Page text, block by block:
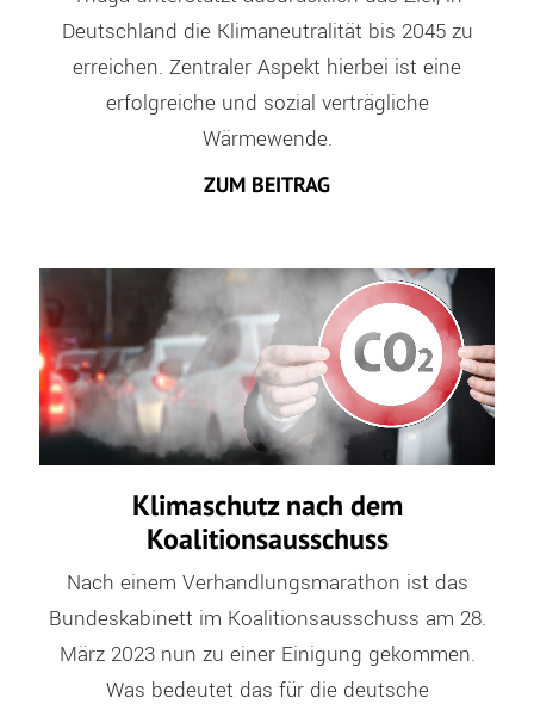
Deutschland die Klimaneutralität bis 2045 zu
erreichen. Zentraler Aspekt hierbei ist eine
erfolgreiche und sozial verträgliche
Wärmewende.
ZUM BEITRAG
Klimaschutz nach dem
Koalitionsausschuss
Nach einem Verhandlungsmarathon ist das
Bundeskabinett im Koalitionsausschuss am 28.
März 2023 nun zu einer Einigung gekommen.
Was bedeutet das für die deutsche